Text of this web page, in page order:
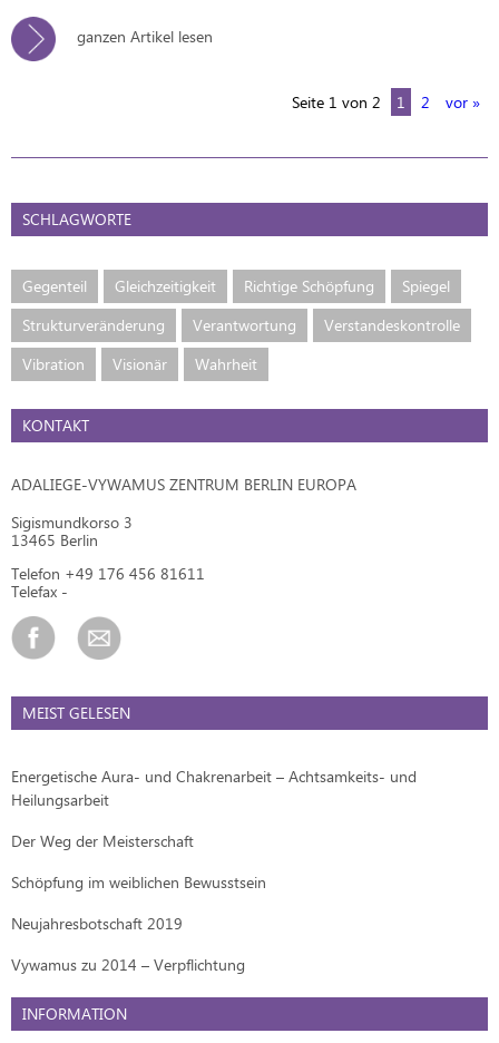
ganzen Artikel lesen
Seite 1 von 2 1 2 vor »
SCHLAGWORTE
Gegenteil Gleichzeitigkeit Richtige Schöpfung
Spiegel
Strukturveränderung
Verantwortung
Verstandeskontrolle
Vibration
Visionär Wahrheit
KONTAKT
ADALIEGE-VYWAMUS ZENTRUM BERLIN EUROPA
Sigismundkorso 3
13465 Berlin
Telefon +49 176 456 81611
Telefax -
MEIST GELESEN
Energetische Aura- und Chakrenarbeit – Achtsamkeits- und
Heilungsarbeit
Der Weg der Meisterschaft
Schöpfung im weiblichen Bewusstsein
Neujahresbotschaft 2019
Vywamus zu 2014 – Verpflichtung
INFORMATION